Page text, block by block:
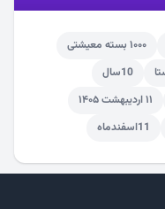
۱۰۰۰ بسته معیشتی
10سال
۱۱ اردیبهشت ۱۴۰۵
11اسفندماه